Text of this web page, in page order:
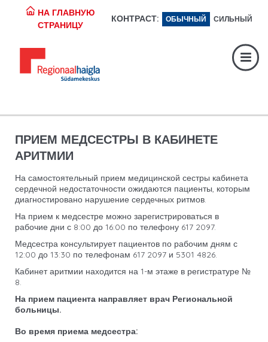
НА ГЛАВНУЮ
СТРАНИЦУ
КОНТРАСТ: ОБЫЧНЫЙ СИЛЬНЫЙ
Регистратура: 617 1049
Экстренная помощь:
Digiregistratuur:
ПРИЕМ МЕДСЕСТРЫ В КАБИНЕТЕ
АРИТМИИ
На самостоятельный прием медицинской сестры кабинета
сердечной недостаточности ожидаются пациенты, которым
диагностировано нарушение сердечных ритмов.
На прием к медсестре можно зарегистрироваться в
рабочие дни с 8:00 до 16:00 по телефону 617 2097.
Медсестра консультирует пациентов по рабочим дням с
12:00 до 13:30 по телефонам 617 2097 и 5301 4826.
Кабинет аритмии находится на 1-м этаже в регистратуре №
8.
На прием пациента направляет врач Региональной
больницы.
Во время приема медсестра: